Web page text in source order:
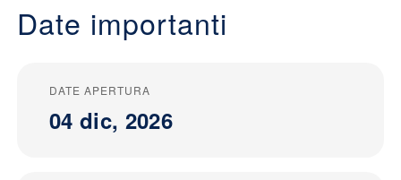
Date importanti
DATE APERTURA
04 dic, 2026